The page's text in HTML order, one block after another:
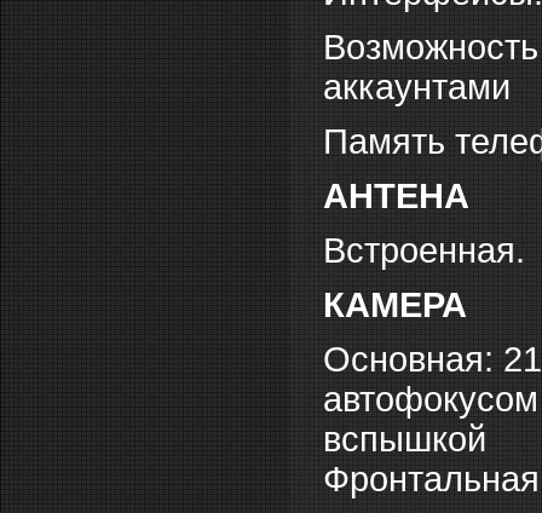
аккаунтами
Память
АНТЕНА
Встроенная.
КАМЕРА
Основная:
вспышкой